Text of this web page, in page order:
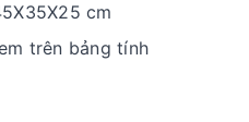
cm
trên bảng tính